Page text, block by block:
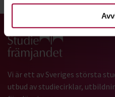
Vi är ett av Sveriges största
utbud av studiecirklar,